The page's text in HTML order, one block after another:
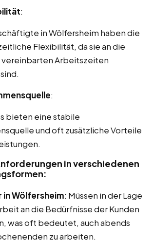
:
in Wölfersheim haben die
Flexibilität, da sie an die
Arbeitszeiten
:
bieten eine stabile
und oft zusätzliche Vorteile
in verschiedenen
in Wölfersheim: Müssen in der Lage
an die Bedürfnisse der Kunden
was oft bedeutet, auch abends
zu arbeiten.